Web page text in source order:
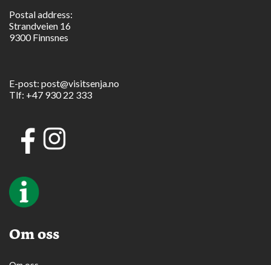
Postal address:
Strandveien 16
9300 Finnsnes
E-post: post@visitsenja.no
Tlf: +47 930 22 333
Om oss